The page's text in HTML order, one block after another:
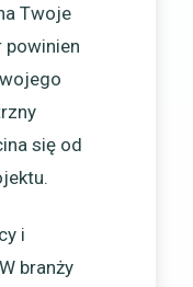
Twoje
powinien
się od
i
branży